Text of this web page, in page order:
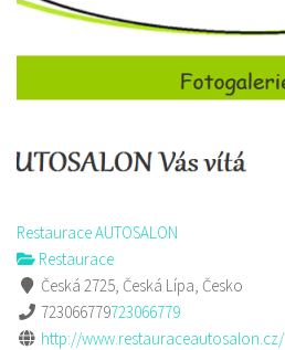
Restaurace AUTOSALON
Restaurace
Česká 2725, Česká Lípa, Česko
723066779723066779
http://www.restauraceautosalon.cz/